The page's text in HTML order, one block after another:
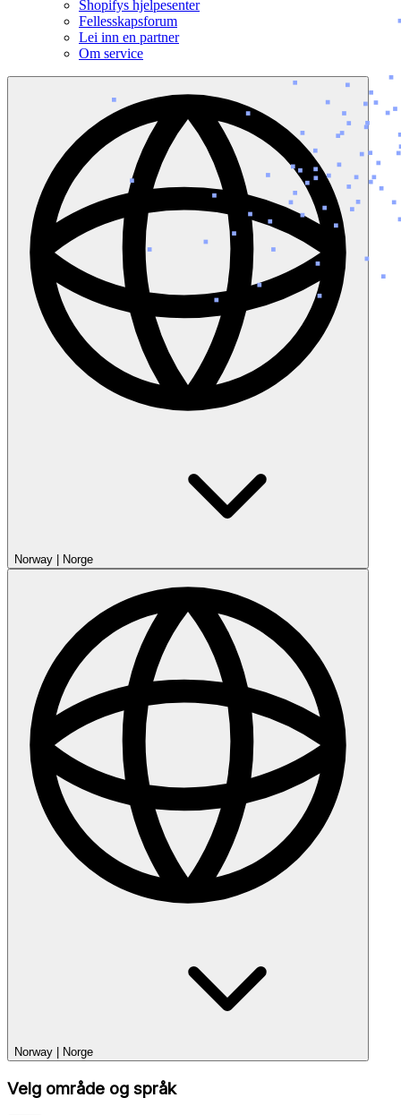
Shopifys hjelpesenter
Fellesskapsforum
Lei inn en partner
Om service
Norway Norge
Norway Norge
Velg område og språk